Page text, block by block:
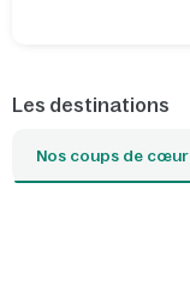
Les destinations
Nos coups de cœur